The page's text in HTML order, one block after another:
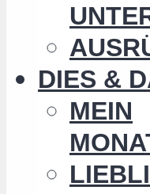
DIES &
MEIN